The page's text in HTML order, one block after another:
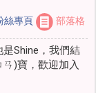
絲專頁 部落格
Shine，我們結
)寶，歡迎加入